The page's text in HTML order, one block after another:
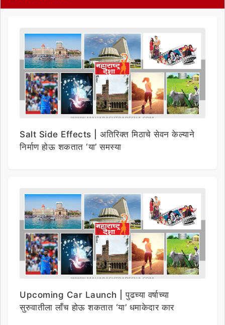
Salt Side Effects | अतिरिक्त मिठाचे सेवन केल्याने
निर्माण होऊ शकतात ‘या’ समस्या
Upcoming Car Launch | पुढच्या वर्षाच्या
सुरुवातीला लाँच होऊ शकतात ‘या’ धमाकेदार कार